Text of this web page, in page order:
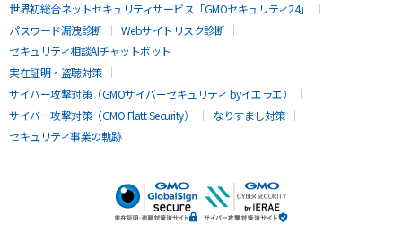
世界初総合ネットセキュリティサービス「GMOセキュリティ24」
パスワード漏洩診断
Webサイトリスク診断
セキュリティ相談AIチャットボット
実在証明・盗聴対策
サイバー攻撃対策（GMOサイバーセキュリティ byイエラエ）
サイバー攻撃対策（GMO Flatt Security）
なりすまし対策
セキュリティ事業の軌跡